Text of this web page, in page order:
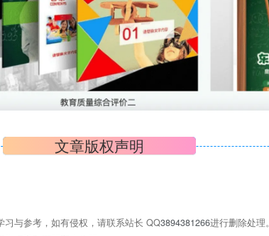
文章版权声明
与参考，如有侵权，请联系站长 QQ3894381266进行删除处理。